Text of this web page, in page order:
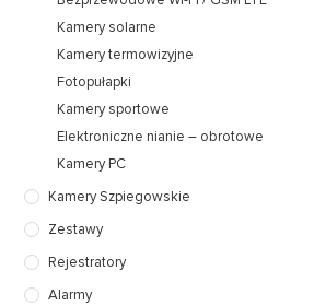
Kamery solarne
Kamery termowizyjne
Fotopułapki
Kamery sportowe
Elektroniczne nianie – obrotowe
Kamery PC
Kamery Szpiegowskie
Zestawy
Rejestratory
Alarmy